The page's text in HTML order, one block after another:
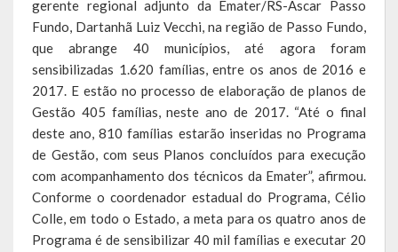
gerente regional adjunto da Emater/RS-Ascar Passo
Fundo, Dartanhã Luiz Vecchi, na região de Passo Fundo,
que abrange 40 municípios, até agora foram
sensibilizadas 1.620 famílias, entre os anos de 2016 e
2017. E estão no processo de elaboração de planos de
Gestão 405 famílias, neste ano de 2017. “Até o final
deste ano, 810 famílias estarão inseridas no Programa
de Gestão, com seus Planos concluídos para execução
com acompanhamento dos técnicos da Emater”, afirmou.
Conforme o coordenador estadual do Programa, Célio
Colle, em todo o Estado, a meta para os quatro anos de
Programa é de sensibilizar 40 mil famílias e executar 20